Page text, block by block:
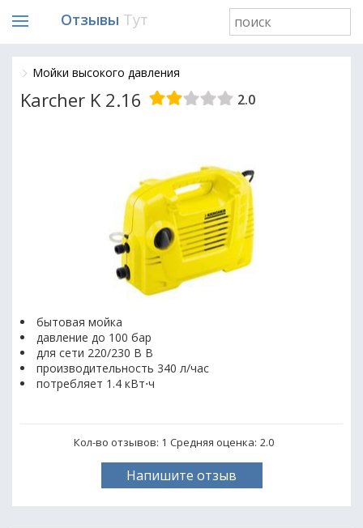
Отзывы Тут
Мойки высокого давления
Karcher K 2.16 2.0
бытовая мойка
давление до 100 бар
для сети 220/230 В В
производительность 340 л/час
потребляет 1.4 кВт⋅ч
Кол-во отзывов: 1 Средняя оценка: 2.0
Напишите отзыв